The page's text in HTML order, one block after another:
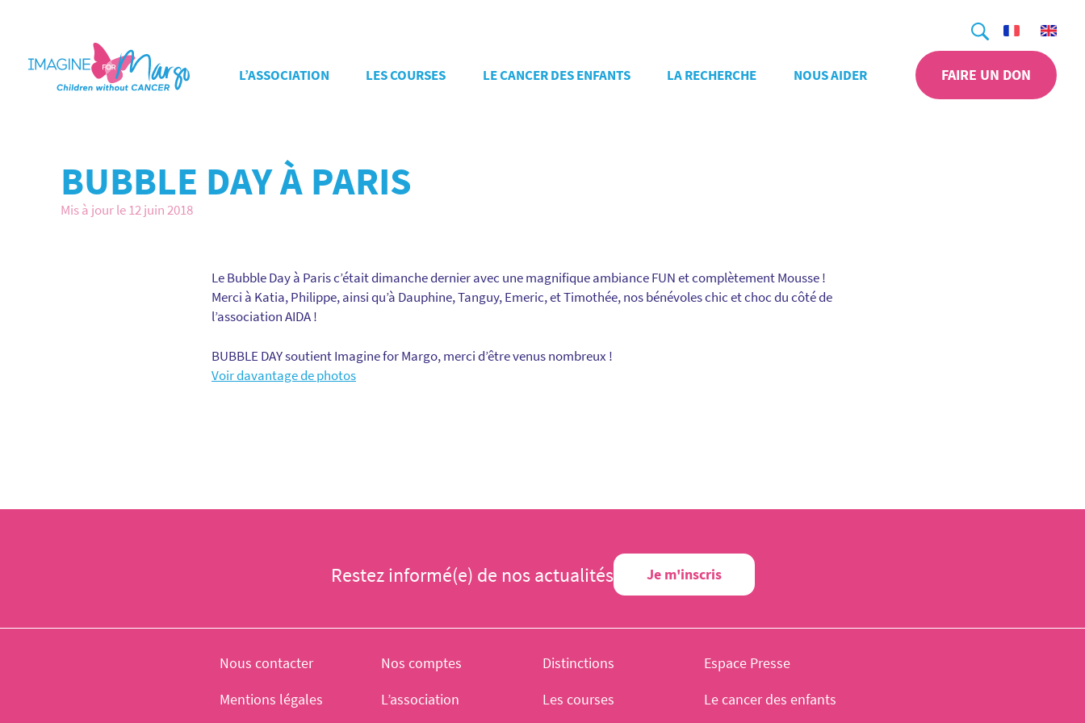
Recherche
L’ASSOCIATION LES COURSES LE CANCER DES ENFANTS LA RECHERCHE NOUS AIDER FAIRE UN DON
BUBBLE DAY À PARIS
Mis à jour le 12 juin 2018
Le Bubble Day à Paris c’était dimanche dernier avec une magnifique ambiance FUN et complètement Mousse !
Merci à Katia, Philippe, ainsi qu’à Dauphine, Tanguy, Emeric, et Timothée, nos bénévoles chic et choc du côté de
l’association AIDA !
BUBBLE DAY soutient Imagine for Margo, merci d’être venus nombreux !
Voir davantage de photos
Restez informé(e) de nos actualités Je m'inscris
Nous contacter Nos comptes Distinctions
Espace Presse
Mentions légales
L’association Les courses Le cancer des enfants